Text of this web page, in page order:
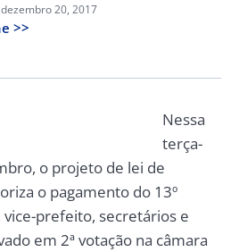
dezembro 20, 2017
>>
Nessa
terça-
o projeto de lei de
o pagamento do 13º
prefeito, secretários e
em 2ª votação na câmara